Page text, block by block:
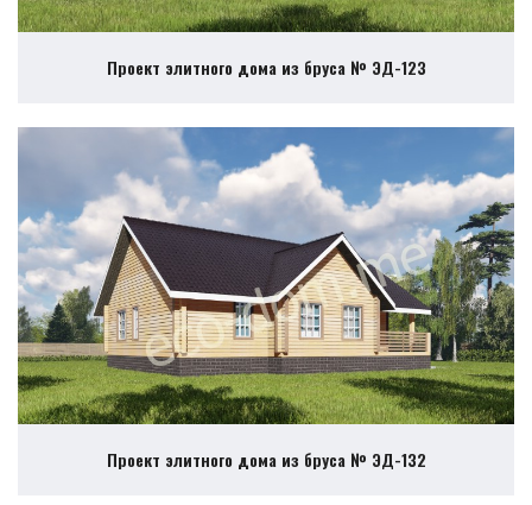
Проект элитного дома из бруса № ЭД-123
Проект элитного дома из бруса № ЭД-132